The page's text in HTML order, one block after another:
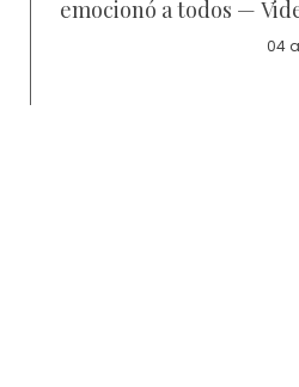
emocionó a todos —
04